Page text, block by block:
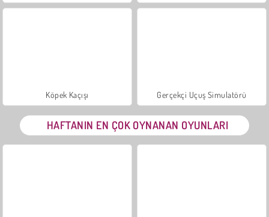
Köpek Kaçışı Gerçekçi Uçuş Simulatörü
HAFTANIN EN ÇOK OYNANAN OYUNLARI